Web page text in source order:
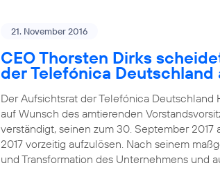
21. November 2016
CEO Thorsten Dirks
der Telefónica Deutschland
Der Aufsichtsrat der Telefónica
auf Wunsch des amtierenden
verständigt, seinen zum 30. September 2017
2017 vorzeitig aufzulösen. Nach seinem
und Transformation des Unternehmens und